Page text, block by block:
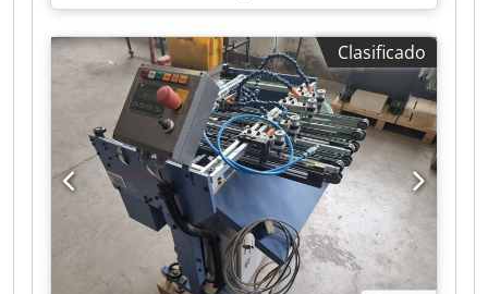
norma europea Dkedpfxeiz T Txs Agkjr –
Centrado y guías para cintas en diferentes
tamaños – Soporte para la parte superior,
central e inferior
Clasificado